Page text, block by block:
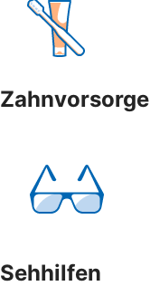
Zahnvorsorge
Sehhilfen